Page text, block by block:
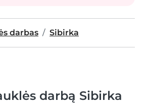
darbas Sibirka
darbą Sibirka